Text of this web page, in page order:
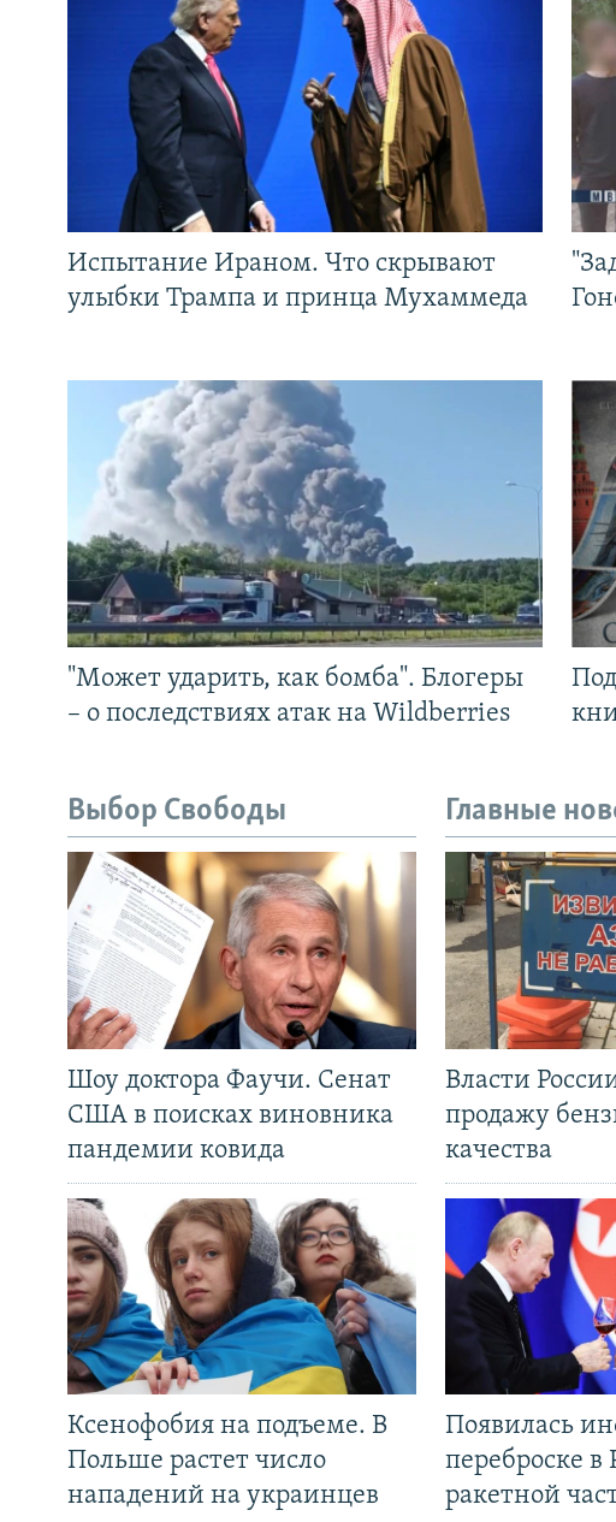
Испытание Ираном. Что скрывают
улыбки Трампа и принца Мухаммеда
"Может ударить, как бомба". Блогеры
– о последствиях атак на Wildberries
Выбор Свободы
Шоу доктора Фаучи. Сенат
США в поисках виновника
пандемии ковида
Ксенофобия на подъеме. В
Польше растет число
нападений на украинцев
Главные
Власти
продажу
качества
Появилась
переброске в
ракетной